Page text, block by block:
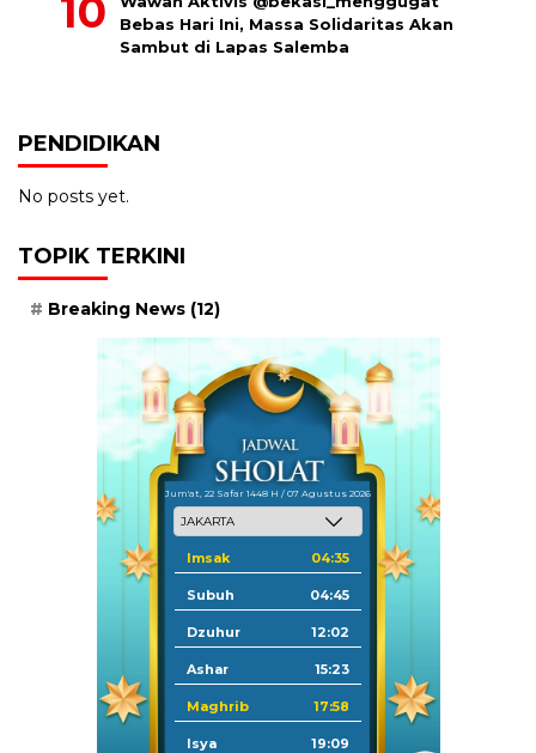
Bebas Hari Ini, Massa Solidaritas Akan
Sambut di Lapas Salemba
PENDIDIKAN
No posts yet.
TOPIK TERKINI
Breaking News (12)
Jum'at, 22 Safar 1448 H / 07 Agustus 2026
Imsak 04:35
Subuh 04:45
Dzuhur 12:02
Ashar 15:23
Maghrib 17:58
Isya 19:09